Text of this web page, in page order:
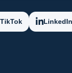
TikTok LinkedIn